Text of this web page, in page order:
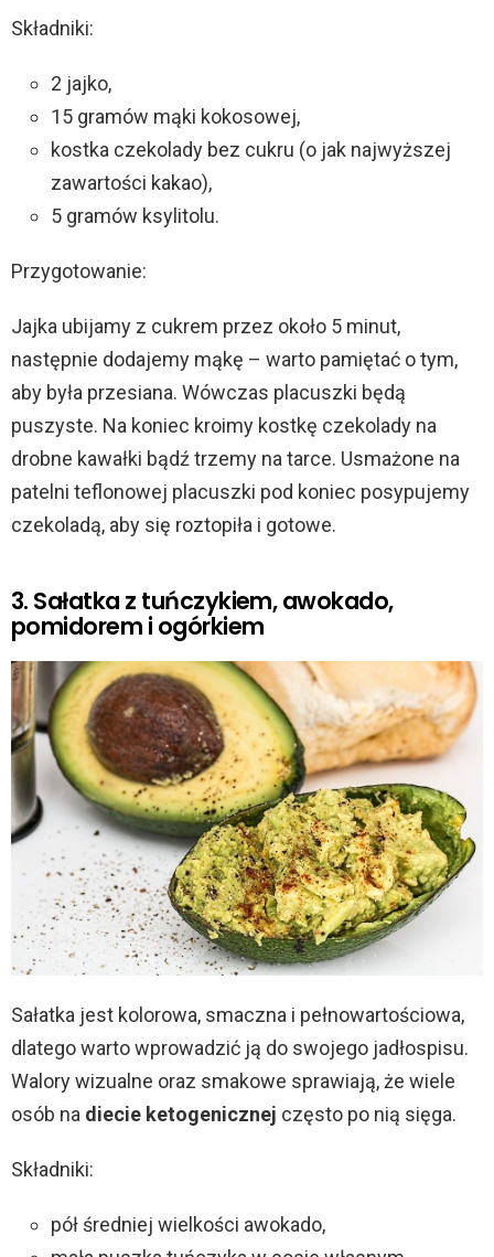
Składniki:
2 jajko,
15 gramów mąki kokosowej,
kostka czekolady bez cukru (o jak najwyższej
zawartości kakao),
5 gramów ksylitolu.
Przygotowanie:
Jajka ubijamy z cukrem przez około 5 minut,
następnie dodajemy mąkę – warto pamiętać o tym,
aby była przesiana. Wówczas placuszki będą
puszyste. Na koniec kroimy kostkę czekolady na
drobne kawałki bądź trzemy na tarce. Usmażone na
patelni teflonowej placuszki pod koniec posypujemy
czekoladą, aby się roztopiła i gotowe.
3. Sałatka z tuńczykiem, awokado,
pomidorem i ogórkiem
Sałatka jest kolorowa, smaczna i pełnowartościowa,
dlatego warto wprowadzić ją do swojego jadłospisu.
Walory wizualne oraz smakowe sprawiają, że wiele
osób na diecie ketogenicznej często po nią sięga.
Składniki:
pół średniej wielkości awokado,